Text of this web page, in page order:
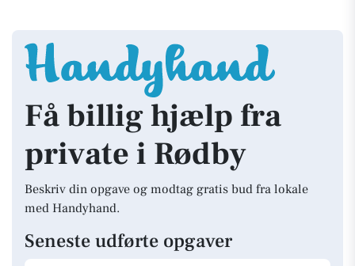
Få billig hjælp fra
private i Rødby
Beskriv din opgave og modtag gratis bud fra lokale
med Handyhand.
Seneste udførte opgaver